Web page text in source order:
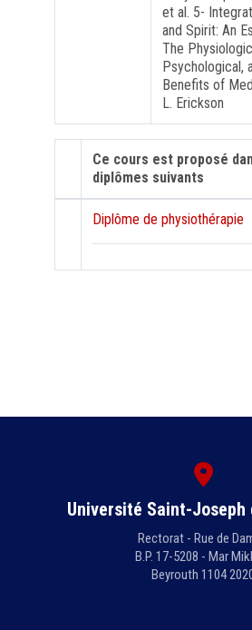
et al. 5-
and Spirit: An
The
Psychological,
Benefits of
L. Erickson
Ce cours est proposé
diplômes suivants
Diplôme de physiothérapie
Université Saint-Joseph
Rectorat - Rue de
B.P. 17-5208 - Mar
Beyrouth 1104